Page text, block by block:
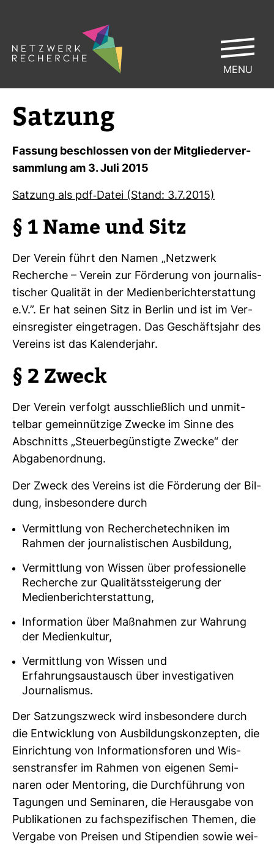
Sat­zung
Fas­sung beschlossen von der Mit­glie­der­ver­
samm­lung am 3. Juli 2015
Sat­zung als pdf-​Datei (Stand: 3.7.2015)
§ 1 Name und Sitz
Der Verein führt den Namen „Netz­werk
Recherche – Verein zur För­de­rung von jour­na­lis­
ti­scher Qua­lität in der Medi­en­be­richt­erstat­tung
e.V.”. Er hat seinen Sitz in Berlin und ist im Ver­
eins­re­gister ein­ge­tragen. Das Geschäfts­jahr des
Ver­eins ist das Kalen­der­jahr.
§ 2 Zweck
Der Verein ver­folgt aus­schließ­lich und unmit­
telbar gemein­nüt­zige Zwecke im Sinne des
Abschnitts „Steu­er­be­güns­tigte Zwecke“ der
Abga­ben­ord­nung.
Der Zweck des Ver­eins ist die För­de­rung der Bil­
dung, ins­be­son­dere durch
Vermittlung von Recherchetechniken im
Rahmen der journalistischen Ausbildung,
Vermittlung von Wissen über professionelle
Recherche zur Qualitätssteigerung der
Medienberichterstattung,
Information über Maßnahmen zur Wahrung
der Medienkultur,
Vermittlung von Wissen und
Erfahrungsaustausch über investigativen
Journalismus.
Der Sat­zungs­zweck wird ins­be­son­dere durch
die Ent­wick­lung von Aus­bil­dungs­kon­zepten, die
Ein­rich­tung von Infor­ma­ti­ons­foren und Wis­
sens­transfer im Rahmen von eigenen Semi­
naren oder Men­to­ring, die Durch­füh­rung von
Tagungen und Semi­naren, die Her­aus­gabe von
Publi­ka­tionen zu fach­spe­zi­fi­schen Themen, die
Ver­gabe von Preisen und Sti­pen­dien sowie wei­
MENU